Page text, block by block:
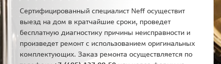
Сертифицированный специалист Neff осуществит
выезд на дом в кратчайшие сроки, проведет
бесплатную диагностику причины неисправности и
произведет ремонт с использованием оригинальных
комплектующих. Заказ ремонта осуществляется по